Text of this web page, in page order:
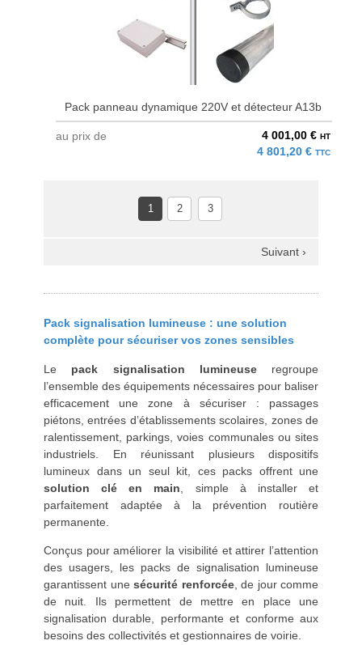
Pack panneau dynamique 220V et détecteur A13b
au prix de 4 001,00 € HT
4 801,20 € TTC
1 2 3
Suivant ›
Pack signalisation lumineuse : une solution
complète pour sécuriser vos zones sensibles
Le pack signalisation lumineuseregroupe
l’ensemble des équipements nécessaires pour baliser
efficacement une zone à sécuriser : passages
piétons, entrées d’établissements scolaires, zones de
ralentissement, parkings, voies communales ou sites
industriels. En réunissant plusieurs dispositifs
lumineux dans un seul kit, ces packs offrent une
solution clé en main , simple à installer et
parfaitement adaptée à la prévention routière
permanente.
Conçus pour améliorer la visibilité et attirer l’attention
des usagers, les packs de signalisation lumineuse
garantissent une sécurité renforcée, de jour comme
de nuit. Ils permettent de mettre en place une
signalisation durable, performante et conforme aux
besoins des collectivités et gestionnaires de voirie.